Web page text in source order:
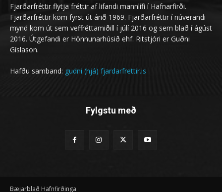
Fjarðarfréttir flytja fréttir af lifandi mannlífi í Hafnarfirði.
Fjarðarfréttir kom fyrst út árið 1969. Fjarðarfréttir í núverandi
mynd kom út sem veffréttamiðill í júlí 2016 og sem blað í ágúst
2016. Útgefandi er Hönnunarhúsið ehf. Ritstjóri er Guðni
Gíslason.
Hafðu samband: gudni (hjá) fjardarfrettir.is
Fylgstu með
Bæjarblað Hafnfirðinga